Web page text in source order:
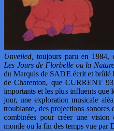
Unveiled,
toujours paru en 1984,
Les Jours de Florbelle ou la
du Marquis de SADE écrit et brûlé
de Charenton, que CURRENT
importants et les plus influents que
jour, une exploration musicale
troublante, des projections sonores
combinées pour créer une vision
monde ou la fin des temps vue par